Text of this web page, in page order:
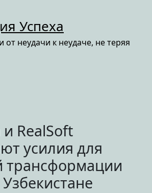
Успеха
от неудачи к неудаче, не теряя
RealSoft
усилия для
трансформации